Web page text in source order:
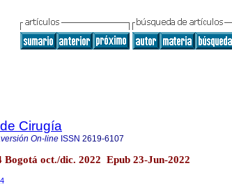
Cirugía
versión On-line ISSN 2619-6107
oct./dic. 2022 Epub 23-Jun-2022